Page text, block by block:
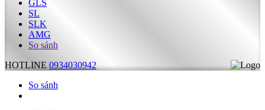
GLS
SL
SLK
AMG
So sánh
HOTLINE 0934030942
So sánh